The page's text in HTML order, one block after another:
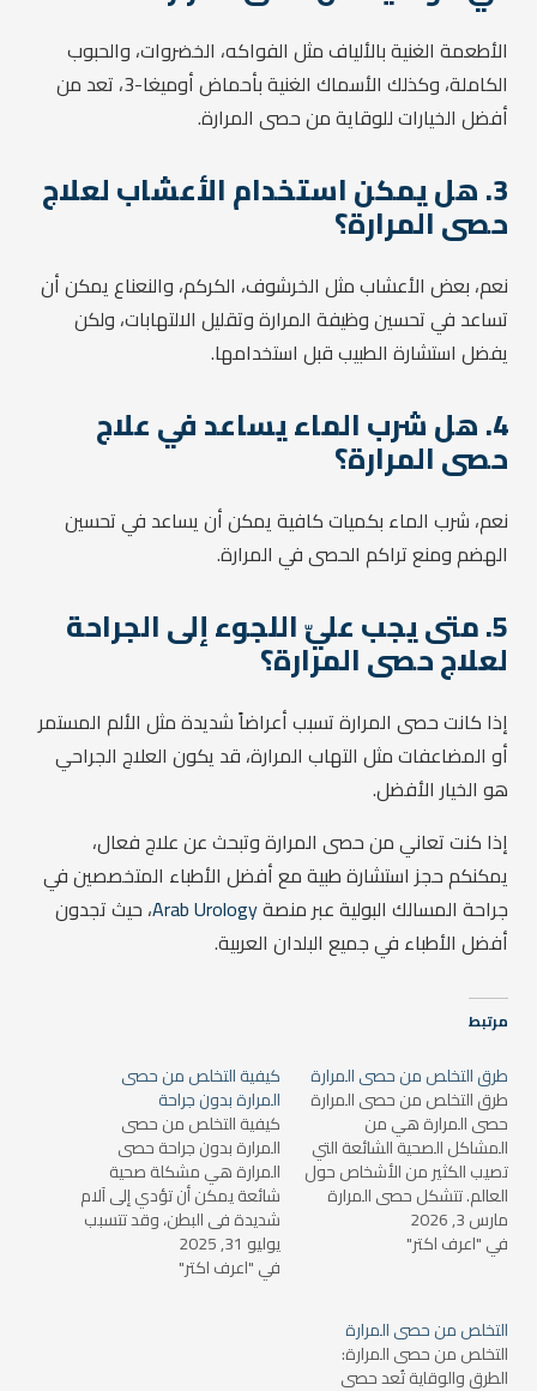
الأطعمة الغنية بالألياف مثل الفواكه، الخضروات، والحبوب
الكاملة، وكذلك الأسماك الغنية بأحماض أوميغا-3، تعد من
أفضل الخيارات للوقاية من حصى المرارة.
3. هل يمكن استخدام الأعشاب لعلاج
حصى المرارة؟
نعم، بعض الأعشاب مثل الخرشوف، الكركم، والنعناع يمكن أن
تساعد في تحسين وظيفة المرارة وتقليل الالتهابات، ولكن
يفضل استشارة الطبيب قبل استخدامها.
4. هل شرب الماء يساعد في علاج
حصى المرارة؟
نعم، شرب الماء بكميات كافية يمكن أن يساعد في تحسين
الهضم ومنع تراكم الحصى في المرارة.
5. متى يجب عليّ اللجوء إلى الجراحة
لعلاج حصى المرارة؟
إذا كانت حصى المرارة تسبب أعراضاً شديدة مثل الألم المستمر
أو المضاعفات مثل التهاب المرارة، قد يكون العلاج الجراحي
هو الخيار الأفضل.
إذا كنت تعاني من حصى المرارة وتبحث عن علاج فعال،
يمكنكم حجز استشارة طبية مع أفضل الأطباء المتخصصين في
جراحة المسالك البولية عبر منصةArab Urology، حيث تجدون
أفضل الأطباء في جميع البلدان العربية.
مرتبط
طرق التخلص من حصى المرارة
طرق التخلص من حصى المرارة
حصى المرارة هي من
المشاكل الصحية الشائعة التي
تصيب الكثير من الأشخاص حول
العالم. تتشكل حصى المرارة
داخل المرارة، وهي عضو صغير
يقع أسفل الكبد ويعمل على
تخزين الصفراء التي تفرزها
ومشاكل هضمية، وفي بعض
الحالات،…
مارس 3, 2026
في "اعرف اكتر"
كيفية التخلص من حصى
المرارة بدون جراحة
كيفية التخلص من حصى
المرارة بدون جراحة حصى
المرارة هي مشكلة صحية
شائعة يمكن أن تؤدي إلى آلام
شديدة في البطن، وقد تتسبب
في مضاعفات خطيرة إذا لم يتم
التعامل معها بشكل مناسب.
رغم أن العلاج الجراحي يعد
يوليو 31, 2025
في "اعرف اكتر"
التخلص من حصى المرارة
التخلص من حصى المرارة:
الطرق والوقاية تُعد حصى